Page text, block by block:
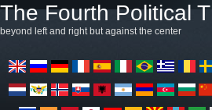
The Fourth Political
beyond left and right but against the center